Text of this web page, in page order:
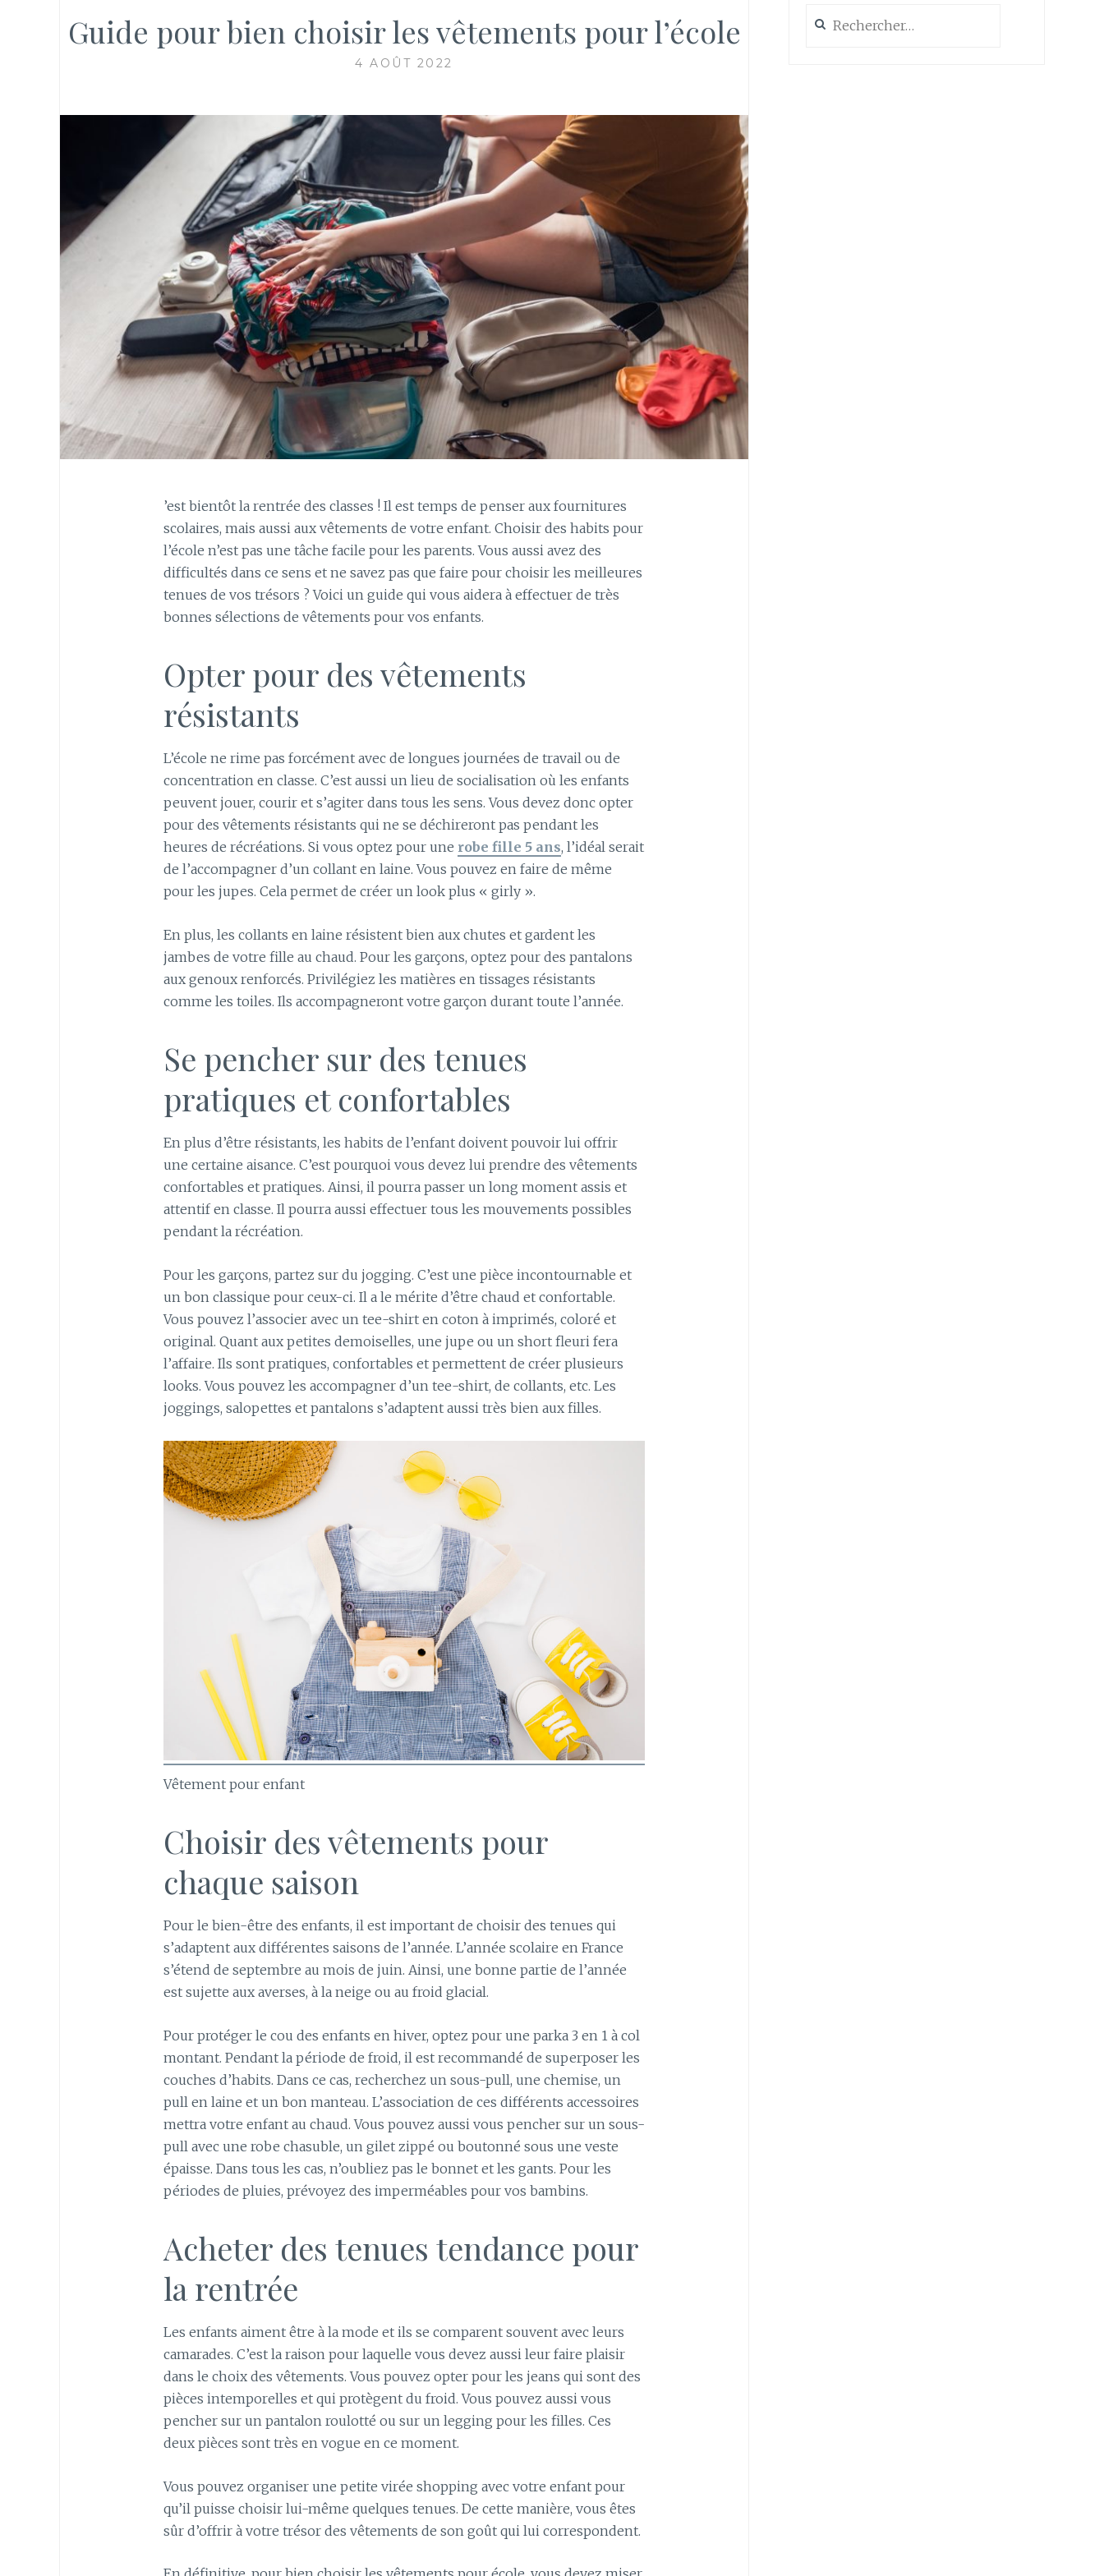
Guide pour bien choisir les vêtements pour l’école
4 AOÛT 2022
’est bientôt la rentrée des classes ! Il est temps de penser aux fournitures
scolaires, mais aussi aux vêtements de votre enfant. Choisir des habits pour
l’école n’est pas une tâche facile pour les parents. Vous aussi avez des
difficultés dans ce sens et ne savez pas que faire pour choisir les meilleures
tenues de vos trésors ? Voici un guide qui vous aidera à effectuer de très
bonnes sélections de vêtements pour vos enfants.
Opter pour des vêtements
résistants
L’école ne rime pas forcément avec de longues journées de travail ou de
concentration en classe. C’est aussi un lieu de socialisation où les enfants
peuvent jouer, courir et s’agiter dans tous les sens. Vous devez donc opter
pour des vêtements résistants qui ne se déchireront pas pendant les
heures de récréations. Si vous optez pour une robe fille 5 ans, l’idéal serait
de l’accompagner d’un collant en laine. Vous pouvez en faire de même
pour les jupes. Cela permet de créer un look plus « girly ».
En plus, les collants en laine résistent bien aux chutes et gardent les
jambes de votre fille au chaud. Pour les garçons, optez pour des pantalons
aux genoux renforcés. Privilégiez les matières en tissages résistants
comme les toiles. Ils accompagneront votre garçon durant toute l’année.
Se pencher sur des tenues
pratiques et confortables
En plus d’être résistants, les habits de l’enfant doivent pouvoir lui offrir
une certaine aisance. C’est pourquoi vous devez lui prendre des vêtements
confortables et pratiques. Ainsi, il pourra passer un long moment assis et
attentif en classe. Il pourra aussi effectuer tous les mouvements possibles
pendant la récréation.
Pour les garçons, partez sur du jogging. C’est une pièce incontournable et
un bon classique pour ceux-ci. Il a le mérite d’être chaud et confortable.
Vous pouvez l’associer avec un tee-shirt en coton à imprimés, coloré et
original. Quant aux petites demoiselles, une jupe ou un short fleuri fera
l’affaire. Ils sont pratiques, confortables et permettent de créer plusieurs
looks. Vous pouvez les accompagner d’un tee-shirt, de collants, etc. Les
joggings, salopettes et pantalons s’adaptent aussi très bien aux filles.
Vêtement pour enfant
Choisir des vêtements pour
chaque saison
Pour le bien-être des enfants, il est important de choisir des tenues qui
s’adaptent aux différentes saisons de l’année. L’année scolaire en France
s’étend de septembre au mois de juin. Ainsi, une bonne partie de l’année
est sujette aux averses, à la neige ou au froid glacial.
Pour protéger le cou des enfants en hiver, optez pour une parka 3 en 1 à col
montant. Pendant la période de froid, il est recommandé de superposer les
couches d’habits. Dans ce cas, recherchez un sous-pull, une chemise, un
pull en laine et un bon manteau. L’association de ces différents accessoires
mettra votre enfant au chaud. Vous pouvez aussi vous pencher sur un sous-
pull avec une robe chasuble, un gilet zippé ou boutonné sous une veste
épaisse. Dans tous les cas, n’oubliez pas le bonnet et les gants. Pour les
périodes de pluies, prévoyez des imperméables pour vos bambins.
Acheter des tenues tendance pour
la rentrée
Les enfants aiment être à la mode et ils se comparent souvent avec leurs
camarades. C’est la raison pour laquelle vous devez aussi leur faire plaisir
dans le choix des vêtements. Vous pouvez opter pour les jeans qui sont des
pièces intemporelles et qui protègent du froid. Vous pouvez aussi vous
pencher sur un pantalon roulotté ou sur un legging pour les filles. Ces
deux pièces sont très en vogue en ce moment.
Vous pouvez organiser une petite virée shopping avec votre enfant pour
qu’il puisse choisir lui-même quelques tenues. De cette manière, vous êtes
sûr d’offrir à votre trésor des vêtements de son goût qui lui correspondent.